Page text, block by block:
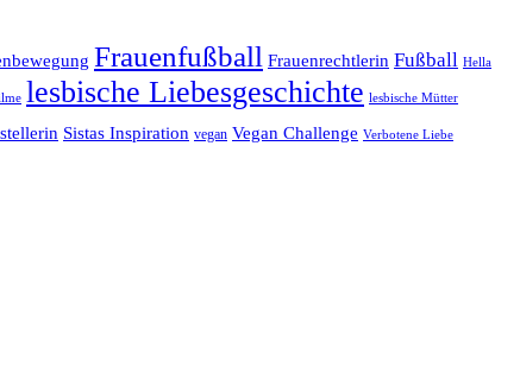
Frauenfußball Frauenrechtlerin Fußball Hella
lesbische Liebesgeschichte lesbische Mütter
Sistas Inspiration vegan Vegan Challenge Verbotene Liebe